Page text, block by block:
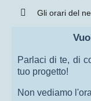
Gli orari del
Parlaci di te, di
tuo progetto!
Non vediamo